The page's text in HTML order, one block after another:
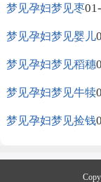
梦见孕妇梦见枣
梦见孕妇梦见婴儿
梦见孕妇梦见稻穗
梦见孕妇梦见牛犊
梦见孕妇梦见捡钱